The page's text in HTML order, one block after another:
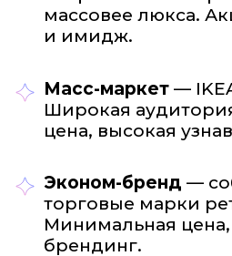
массовее люкса.
и имидж.
Масс-маркет —
Широкая
цена, высокая
Эконом-бренд —
торговые марки
Минимальная
брендинг.